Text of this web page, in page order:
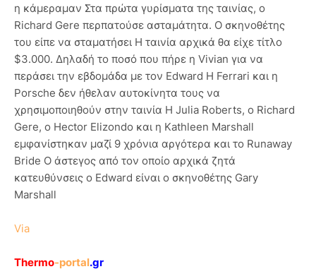
η κάμεραμαν Στα πρώτα γυρίσματα της ταινίας, ο
Richard Gere περπατούσε ασταμάτητα. Ο σκηνοθέτης
του είπε να σταματήσει Η ταινία αρχικά θα είχε τίτλο
$3.000. Δηλαδή το ποσό που πήρε η Vivian για να
περάσει την εβδομάδα με τον Edward H Ferrari και η
Porsche δεν ήθελαν αυτοκίνητα τους να
χρησιμοποιηθούν στην ταινία Η Julia Roberts, ο Richard
Gere, ο Hector Elizondo και η Kathleen Marshall
εμφανίστηκαν μαζί 9 χρόνια αργότερα και το Runaway
Bride Ο άστεγος από τον οποίο αρχικά ζητά
κατευθύνσεις ο Edward είναι ο σκηνοθέτης Gary
Marshall
Via
Thermo-portal.gr